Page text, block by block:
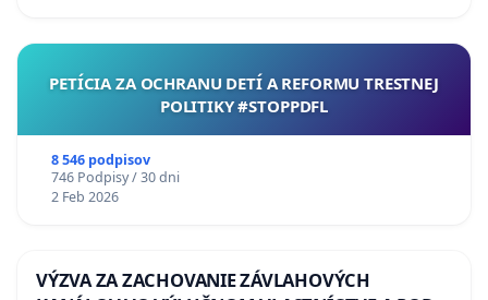
PETÍCIA ZA OCHRANU DETÍ A REFORMU TRESTNEJ
POLITIKY #STOPPDFL
8 546 podpisov
746 Podpisy / 30 dni
2 Feb 2026
VÝZVA ZA ZACHOVANIE ZÁVLAHOVÝCH